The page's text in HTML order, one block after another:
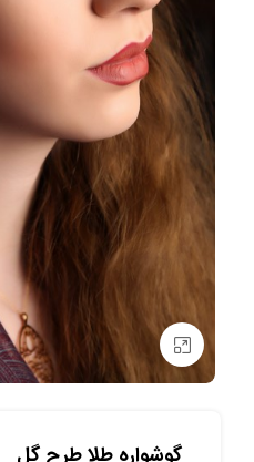
برای بزرگنمایی کلیک کنید
گوشواره طلا طرح گل